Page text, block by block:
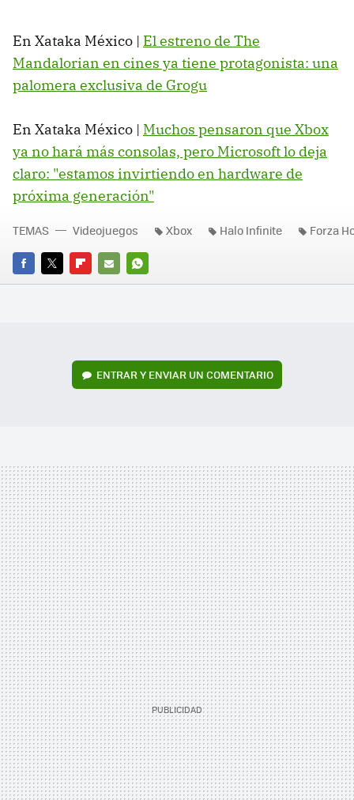
En Xataka México | El estreno de The
Mandalorian en cines ya tiene protagonista: una
palomera exclusiva de Grogu
En Xataka México | Muchos pensaron que Xbox
ya no hará más consolas, pero Microsoft lo deja
claro: "estamos invirtiendo en hardware de
próxima generación"
FACEBOOK
TWITTERFLIPBOARD
E-
WHATSAPP
TEMAS Videojuegos Xbox Halo Infinite Forza
ENTRAR Y ENVIAR UN COMENTARIO